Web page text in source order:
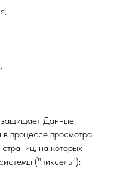
защищает Данные,
в процессе просмотра
на которых
("пиксель"):